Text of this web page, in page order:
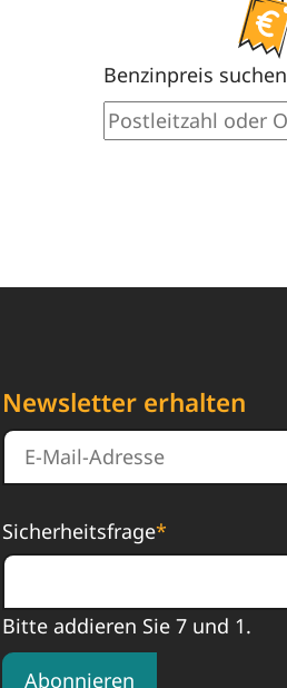
Benzinpreis suchen
Newsletter erhalten
Sicherheitsfrage*
Bitte addieren Sie 7 und 1.
Abonnieren